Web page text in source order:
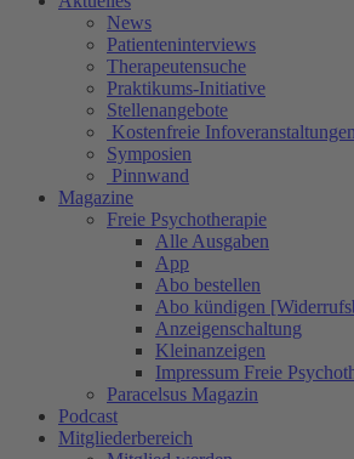
News
Patienteninterviews
Therapeutensuche
Praktikums-Initiative
Stellenangebote
Kostenfreie Infoveranstaltungen
Symposien
Pinnwand
Magazine
Freie Psychotherapie
Alle Ausgaben
App
Abo bestellen
Abo kündigen
Anzeigenschaltung
Kleinanzeigen
Impressum Freie
Paracelsus Magazin
Podcast
Mitgliederbereich